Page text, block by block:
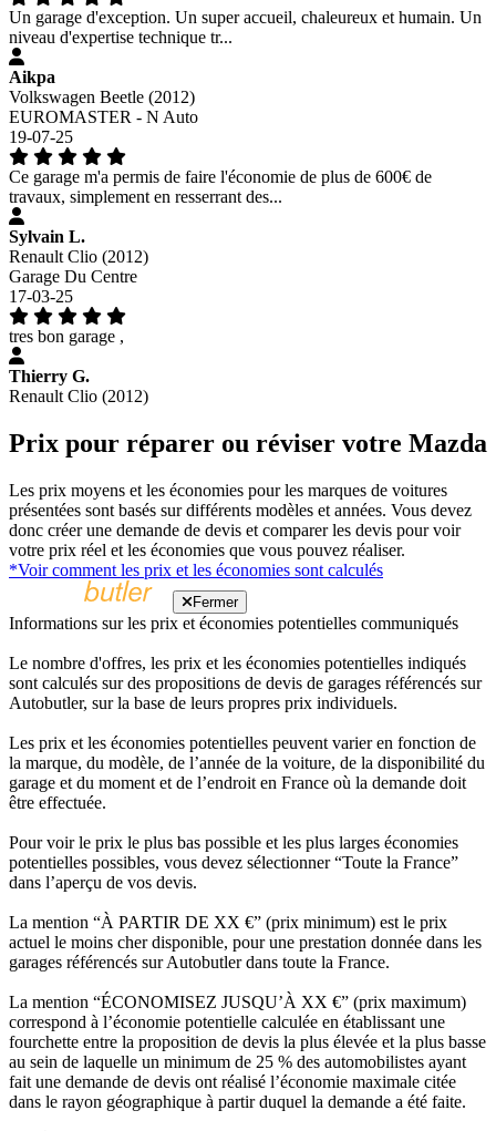
Un garage d'exception. Un super accueil, chaleureux et humain. Un
niveau d'expertise technique tr...
Aikpa
Volkswagen Beetle (2012)
EUROMASTER - N Auto
19-07-25
Ce garage m'a permis de faire l'économie de plus de 600€ de
travaux, simplement en resserrant des...
Sylvain L.
Renault Clio (2012)
Garage Du Centre
17-03-25
tres bon garage ,
Thierry G.
Renault Clio (2012)
Prix pour réparer ou réviser votre Mazda
Les prix moyens et les économies pour les marques de voitures
présentées sont basés sur différents modèles et années. Vous devez
donc créer une demande de devis et comparer les devis pour voir
votre prix réel et les économies que vous pouvez réaliser.
*Voir comment les prix et les économies sont calculés
Fermer
Informations sur les prix et économies potentielles communiqués
Le nombre d'offres, les prix et les économies potentielles indiqués
sont calculés sur des propositions de devis de garages référencés sur
Autobutler, sur la base de leurs propres prix individuels.
Les prix et les économies potentielles peuvent varier en fonction de
la marque, du modèle, de l’année de la voiture, de la disponibilité du
garage et du moment et de l’endroit en France où la demande doit
être effectuée.
Pour voir le prix le plus bas possible et les plus larges économies
potentielles possibles, vous devez sélectionner “Toute la France”
dans l’aperçu de vos devis.
La mention “À PARTIR DE XX €” (prix minimum) est le prix
actuel le moins cher disponible, pour une prestation donnée dans les
garages référencés sur Autobutler dans toute la France.
La mention “ÉCONOMISEZ JUSQU’À XX €” (prix maximum)
correspond à l’économie potentielle calculée en établissant une
fourchette entre la proposition de devis la plus élevée et la plus basse
au sein de laquelle un minimum de 25 % des automobilistes ayant
fait une demande de devis ont réalisé l’économie maximale citée
dans le rayon géographique à partir duquel la demande a été faite.